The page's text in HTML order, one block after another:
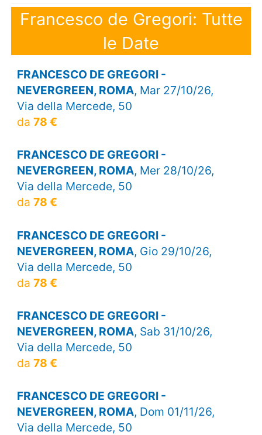
Francesco de Gregori: Tutte
le Date
FRANCESCO DE GREGORI -
NEVERGREEN, ROMA, Mar 27/10/26,
Via della Mercede, 50
da 78 €
FRANCESCO DE GREGORI -
NEVERGREEN, ROMA, Mer 28/10/26,
Via della Mercede, 50
da 78 €
FRANCESCO DE GREGORI -
NEVERGREEN, ROMA, Gio 29/10/26,
Via della Mercede, 50
da 78 €
FRANCESCO DE GREGORI -
NEVERGREEN, ROMA, Sab 31/10/26,
Via della Mercede, 50
da 78 €
FRANCESCO DE GREGORI -
NEVERGREEN, ROMA, Dom 01/11/26,
Via della Mercede, 50